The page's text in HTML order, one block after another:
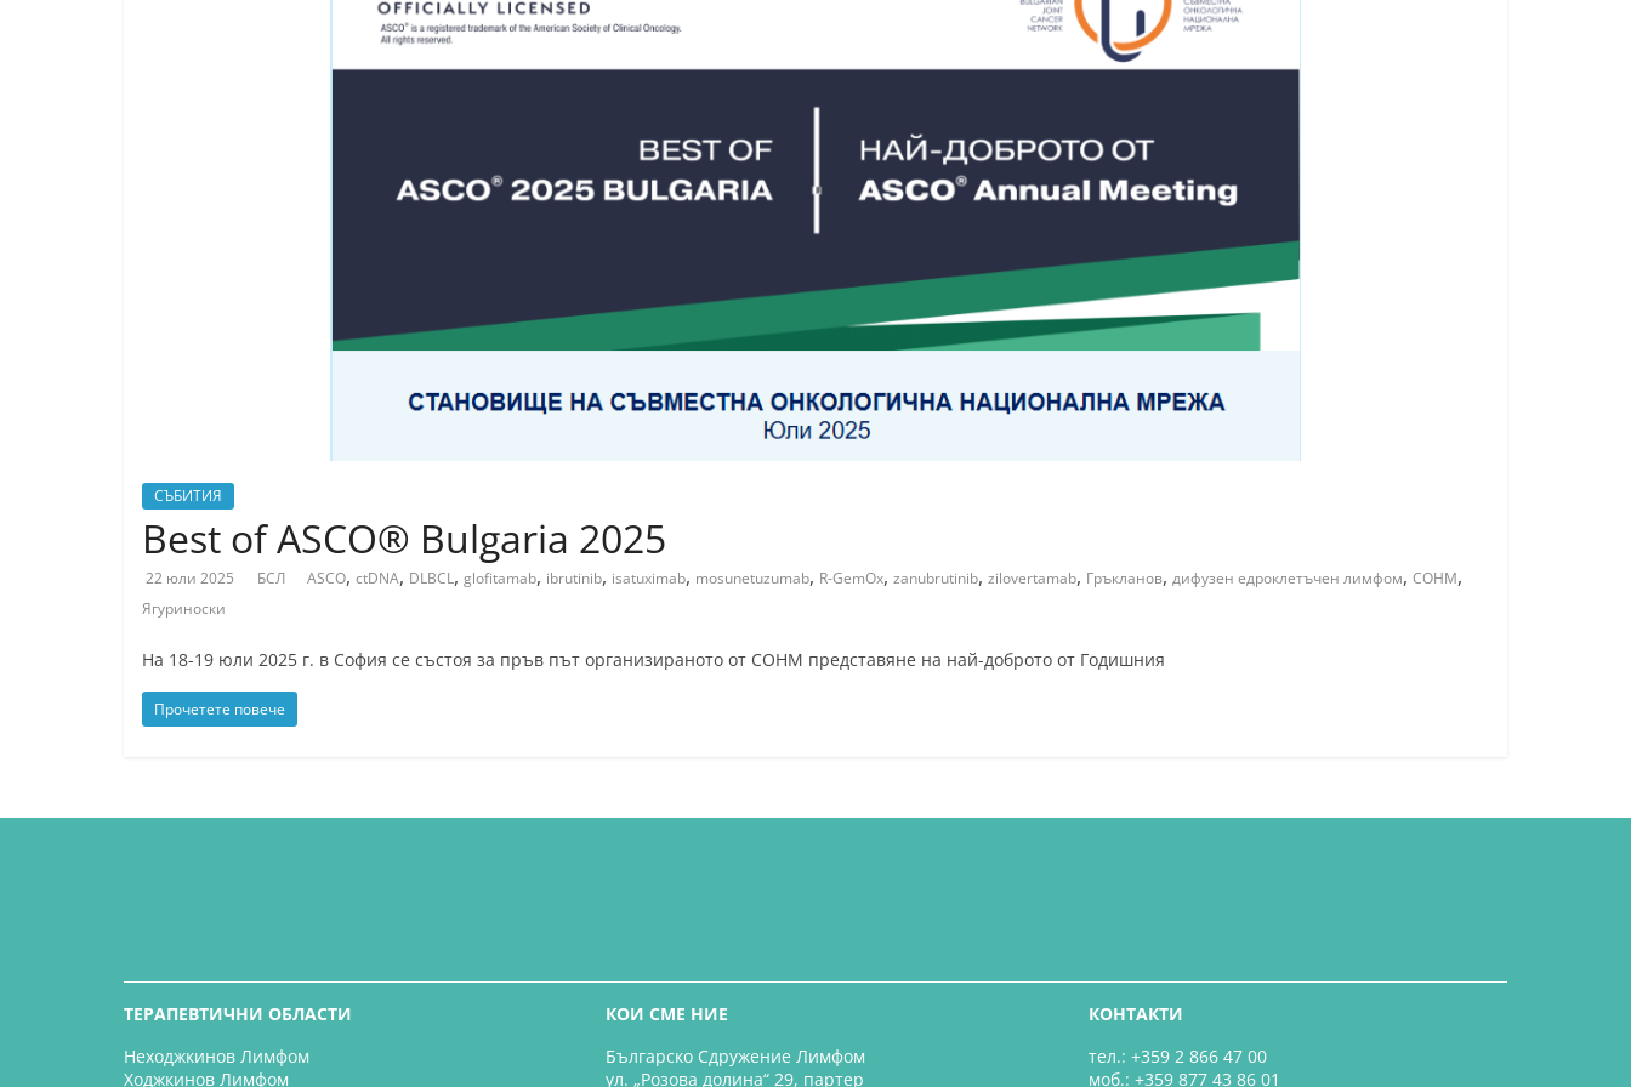
СЪБИТИЯ
Best of ASCO® Bulgaria 2025
22 юли 2025 БСЛ ASCO, ctDNA, DLBCL, glofitamab, ibrutinib, isatuximab, mosunetuzumab, R-GemOx, zanubrutinib, zilovertamab, Гръкланов, дифузен едроклетъчен лимфом, СОНМ,
Ягуриноски
На 18-19 юли 2025 г. в София се състоя за пръв път организираното от СОНМ представяне на най-доброто от Годишния
Прочетете повече
ТЕРАПЕВТИЧНИ ОБЛАСТИ
Неходжкинов Лимфом
Ходжкинов Лимфом
КОИ СМЕ НИЕ
Българско Сдружение Лимфом
ул. „Розова долина“ 29, партер
КОНТАКТИ
тел.: +359 2 866 47 00
моб.: +359 877 43 86 01